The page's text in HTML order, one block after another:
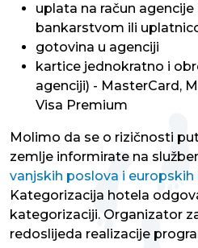
uplata na račun
bankarstvom ili
gotovina u agenciji
kartice jednokratno i
agenciji) - MasterCard,
Visa Premium
Molimo da se o rizičnosti
zemlje informirate na
vanjskih poslova i europskih
Kategorizacija hotela
kategorizaciji. Organizator
redoslijeda realizacije